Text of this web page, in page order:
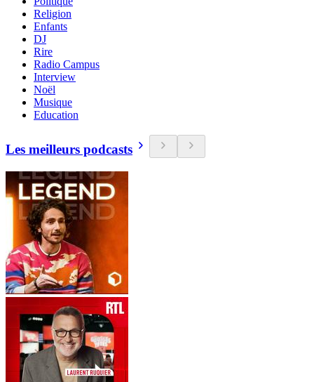
Religion
Enfants
DJ
Rire
Radio Campus
Interview
Noël
Musique
Education
Les meilleurs podcasts